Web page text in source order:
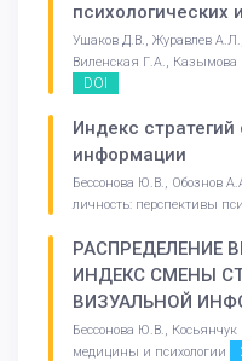
психологических
Ушаков Д.В., Журавлев
Виленская Г.А.,
DOI
Индекс стратегий
информации
Бессонова Ю.В., Обознов
личность: перспективы
РАСПРЕДЕЛЕНИЕ
ИНДЕКС СМЕНЫ
ВИЗУАЛЬНОЙ
Бессонова Ю.В.,
медицины и психологии